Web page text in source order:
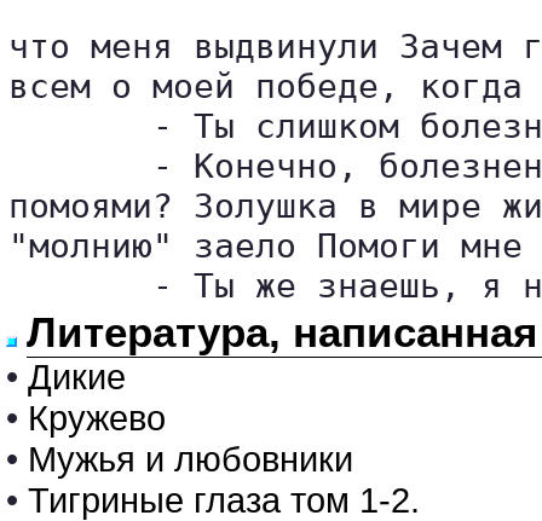
что меня выдвинули Зачем
всем о моей победе,
- Ты слишком
- Конечно,
помоями? Золушка в мире
"молнию" заело Помоги
- Ты же знаешь, я
Литература,
• Дикие
• Кружево
• Мужья и любовники
• Тигриные глаза том 1-2.